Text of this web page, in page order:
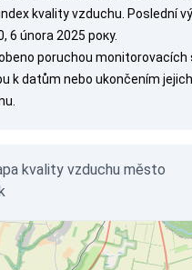
kvality vzduchu. Poslední
6 února 2025 року.
poruchou monitorovacích
k datům nebo ukončením
kvality vzduchu město